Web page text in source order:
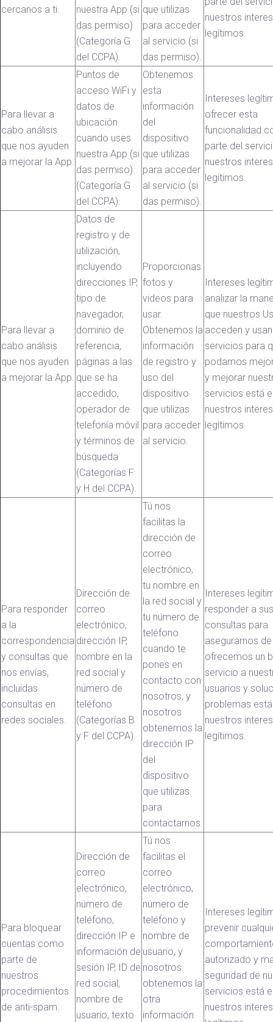
cercanos a ti.
nuestra App (si
das permiso)
(Categoría G
del CCPA).
que utilizas
para acceder
al servicio (si
das permiso).
nuestros
legítimos.
Para llevar a
cabo análisis
que nos ayuden
a mejorar la App.
Puntos de
acceso WiFi y
datos de
ubicación
cuando uses
nuestra App (si
das permiso)
(Categoría G
del CCPA).
Obtenemos
esta
información
del
dispositivo
que utilizas
para acceder
al servicio (si
das permiso).
Intereses
ofrecer esta
funcionalidad
parte del
nuestros
legítimos.
Para llevar a
cabo análisis
que nos ayuden
a mejorar la App.
Datos de
registro y de
utilización,
incluyendo
direcciones IP,
tipo de
navegador,
dominio de
referencia,
páginas a las
que se ha
accedido,
operador de
telefonía móvil
y términos de
búsqueda
(Categorías F
y H del CCPA).
Proporcionas
fotos y
videos para
usar.
Obtenemos la
información
de registro y
uso del
dispositivo
que utilizas
para acceder
al servicio.
Intereses
analizar la
que nuestros
acceden y
servicios para
podamos
y mejorar
servicios está
nuestros
legítimos.
Para responder
a la
correspondencia
y consultas que
nos envías,
incluidas
consultas en
redes sociales.
Dirección de
correo
electrónico,
dirección IP,
nombre en la
red social y
número de
teléfono
(Categorías B
y F del CCPA).
Tú nos
facilitas la
dirección de
correo
electrónico,
tu nombre en
la red social y
tu número de
teléfono
cuando te
pones en
contacto con
nosotros, y
nosotros
obtenemos la
dirección IP
del
dispositivo
que utilizas
para
contactarnos.
Intereses
responder a sus
consultas para
asegurarnos
ofrecemos un
servicio a
usuarios y
problemas
nuestros
legítimos.
Para bloquear
cuentas como
parte de
nuestros
procedimientos
de anti-spam.
Dirección de
correo
electrónico,
número de
teléfono,
dirección IP e
información de
sesión IP, ID de
red social,
nombre de
usuario, texto
Tú nos
facilitas el
correo
electrónico,
número de
teléfono y
nombre de
usuario, y
nosotros
obtenemos la
otra
información
Intereses
prevenir
autorizado y
seguridad de
servicios está
nuestros